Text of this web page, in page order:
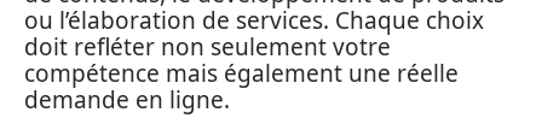
ou l’élaboration de services. Chaque choix
doit refléter non seulement votre
compétence mais également une réelle
demande en ligne.